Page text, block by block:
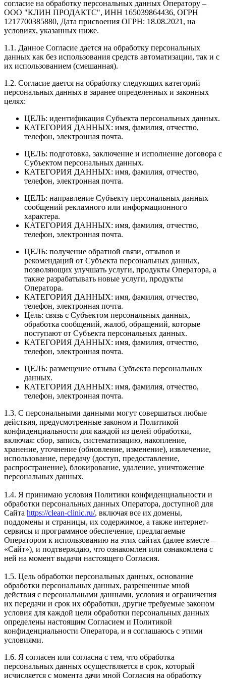
согласие на обработку персональных данных Оператору –
ООО "КЛИН ПРОДАКТС", ИНН 165039864436, ОГРН
1217700385880, Дата присвоения ОГРН: 18.08.2021, на
условиях, указанных ниже.
1.1. Данное Согласие дается на обработку персональных
данных как без использования средств автоматизации, так и с
их использованием (смешанная).
1.2. Согласие дается на обработку следующих категорий
персональных данных в заранее определенных и законных
целях:
ЦЕЛЬ: идентификация Субъекта персональных данных.
КАТЕГОРИЯ ДАННЫХ: имя, фамилия, отчество,
телефон, электронная почта.
ЦЕЛЬ: подготовка, заключение и исполнение договора с
Субъектом персональных данных.
КАТЕГОРИЯ ДАННЫХ: имя, фамилия, отчество,
телефон, электронная почта.
ЦЕЛЬ: направление Субъекту персональных данных
сообщений рекламного или информационного
характера.
КАТЕГОРИЯ ДАННЫХ: имя, фамилия, отчество,
телефон, электронная почта.
ЦЕЛЬ: получение обратной связи, отзывов и
рекомендаций от Субъекта персональных данных,
позволяющих улучшать услуги, продукты Оператора, а
также разрабатывать новые услуги, продукты
Оператора.
КАТЕГОРИЯ ДАННЫХ: имя, фамилия, отчество,
телефон, электронная почта.
Цель: связь с Субъектом персональных данных,
обработка сообщений, жалоб, обращений, которые
поступают от Субъекта персональных данных.
КАТЕГОРИЯ ДАННЫХ: имя, фамилия, отчество,
телефон, электронная почта.
ЦЕЛЬ: размещение отзыва Субъекта персональных
данных.
КАТЕГОРИЯ ДАННЫХ: имя, фамилия, отчество,
телефон, электронная почта.
1.3. С персональными данными могут совершаться любые
действия, предусмотренные законом и Политикой
конфиденциальности для каждой из целей обработки,
включая: сбор, запись, систематизацию, накопление,
хранение, уточнение (обновление, изменение), извлечение,
использование, передачу (доступ, предоставление,
распространение), блокирование, удаление, уничтожение
персональных данных.
1.4. Я принимаю условия Политики конфиденциальности и
обработки персональных данных Оператора, доступной для
Сайта https://clean-clinic.ru/, включая все их домены,
поддомены и страницы, их содержимое, а также интернет-
сервисы и программное обеспечение, предлагаемые
Оператором к использованию на этих сайтах (далее вместе –
«Сайт»), и подтверждаю, что ознакомлен или ознакомлена с
ней на момент выдачи настоящего Согласия.
1.5. Цель обработки персональных данных, основание
обработки персональных данных, разрешенные мной
действия с персональными данными, условия и ограничения
их передачи и срок их обработки, другие требуемые законом
условия для каждой цели обработки персональных данных
определены настоящим Согласием и Политикой
конфиденциальности Оператора, и я соглашаюсь с этими
условиями.
1.6. Я согласен или согласна с тем, что обработка
персональных данных осуществляется в срок, который
исчисляется с момента дачи мной Согласия на обработку